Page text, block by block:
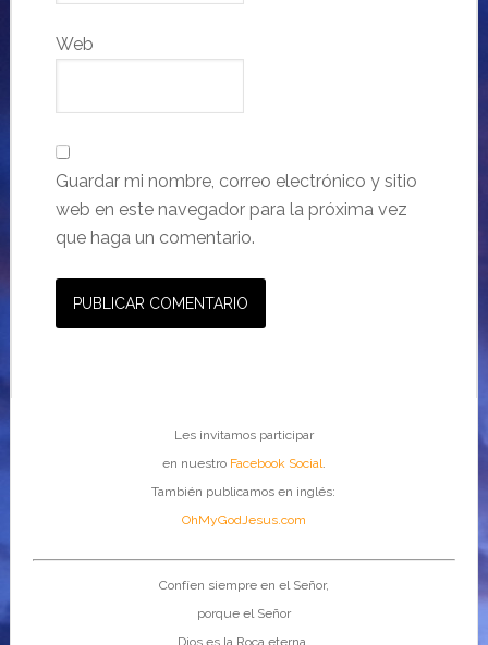
Web
Guardar mi nombre, correo electrónico y sitio
web en este navegador para la próxima vez
que haga un comentario.
Les invitamos participar
en nuestro Facebook Social.
También publicamos en inglés:
OhMyGodJesus.com
Confíen siempre en el Señor,
porque el Señor
Dios es la Roca eterna.